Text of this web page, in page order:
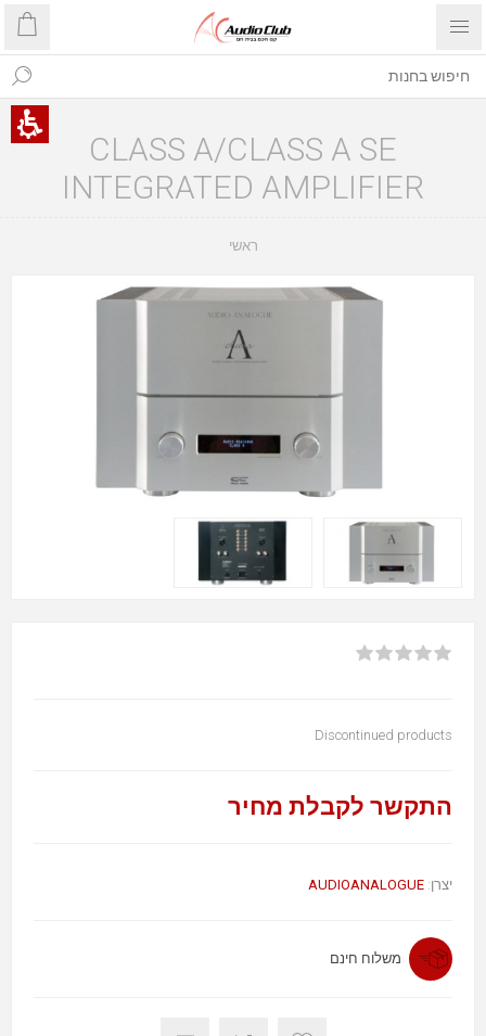
CLASS A/CLASS A SE
INTEGRATED AMPLIFIER
ראשי
Discontinued products
התקשר לקבלת מחיר
יצרן: AUDIOANALOGUE
משלוח חינם